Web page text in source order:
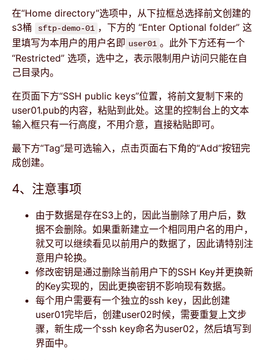
在“Home directory”选项中，从下拉框总选择前文创建的
s3桶
sftp-demo-01 ，下方的 “Enter Optional folder” 这
里填写为本用户的用户名即 user01 。此外下方还有一个
“Restricted” 选项，选中之，表示限制用户访问只能在自
己目录内。
在页面下方“SSH public keys”位置，将前文复制下来的
user01.pub的内容，粘贴到此处。这里的控制台上的文本
输入框只有一行高度，不用介意，直接粘贴即可。
最下方“Tag”是可选输入，点击页面右下角的“Add”按钮完
成创建。
4、注意事项
由于数据是存在S3上的，因此当删除了用户后，数
据不会删除。如果重新建立一个相同用户名的用户，
就又可以继续看见以前用户的数据了，因此请特别注
意用户轮换。
修改密钥是通过删除当前用户下的SSH Key并更换新
的Key实现的，因此更换密钥不影响现有数据。
每个用户需要有一个独立的ssh key，因此创建
user01完毕后，创建user02时候，需要重复上文步
骤，新生成一个ssh key命名为user02，然后填写到
界面中。